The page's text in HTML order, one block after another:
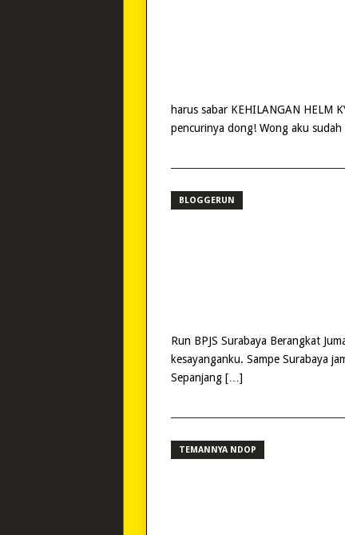
harus sabar KEHILANGAN HELM
pencurinya dong! Wong aku
BLOGGERUN
Run BPJS Surabaya Berangkat
kesayanganku. Sampe Surabaya
Sepanjang […]
TEMANNYA NDOP